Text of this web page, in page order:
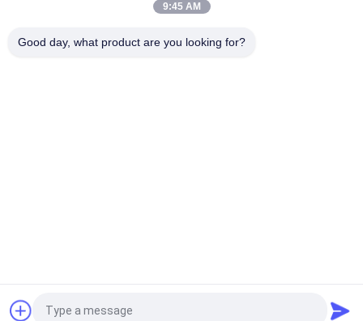
Fabrication rigide ultra-mince de carte PCB pour l'assemblée
Demandez un devis
9:45 AM
Good day, what product are you looking for?